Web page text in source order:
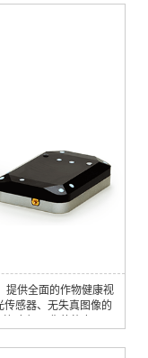
两倍以上。Altum-PT
提供全面的作物健康视
感器、无失真图像的
系统组成：RedEdge-